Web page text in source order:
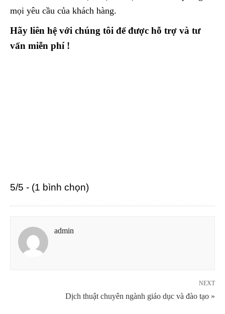
mọi yêu cầu của khách hàng.
Hãy liên hệ với chúng tôi để được hỗ trợ và tư
vấn miễn phí !
5/5 - (1 bình chọn)
admin
NEXT
Dịch thuật chuyên ngành giáo dục và đào tạo »